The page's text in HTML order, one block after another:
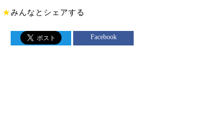
★みんなとシェアする
Facebook